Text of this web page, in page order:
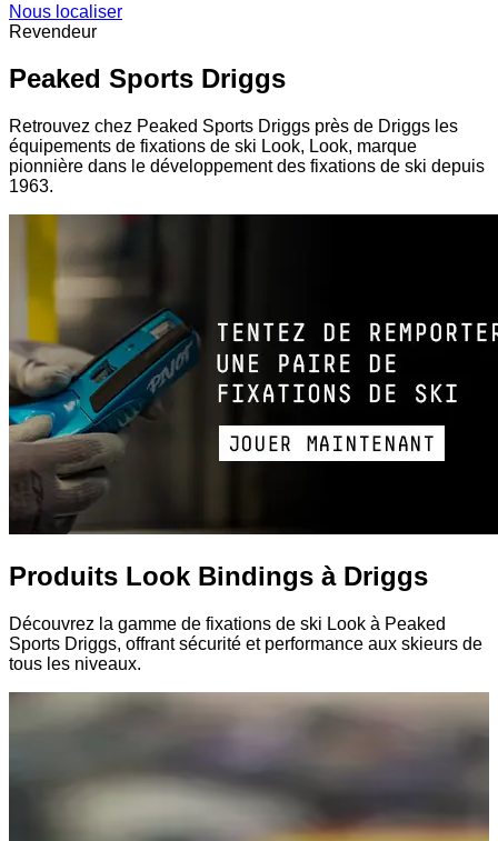
Nous localiser
Revendeur
Peaked Sports Driggs
Retrouvez chez Peaked Sports Driggs près de Driggs les
équipements de fixations de ski Look, Look, marque
pionnière dans le développement des fixations de ski depuis
1963.
Produits Look Bindings à Driggs
Découvrez la gamme de fixations de ski Look à Peaked
Sports Driggs, offrant sécurité et performance aux skieurs de
tous les niveaux.